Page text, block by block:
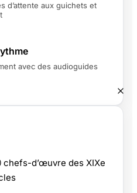
d’attente aux guichets et
avec des audioguides
chefs-d’œuvre des XIXe